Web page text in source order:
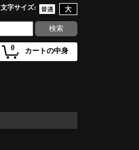
文字サイズ:
0 カートの中身